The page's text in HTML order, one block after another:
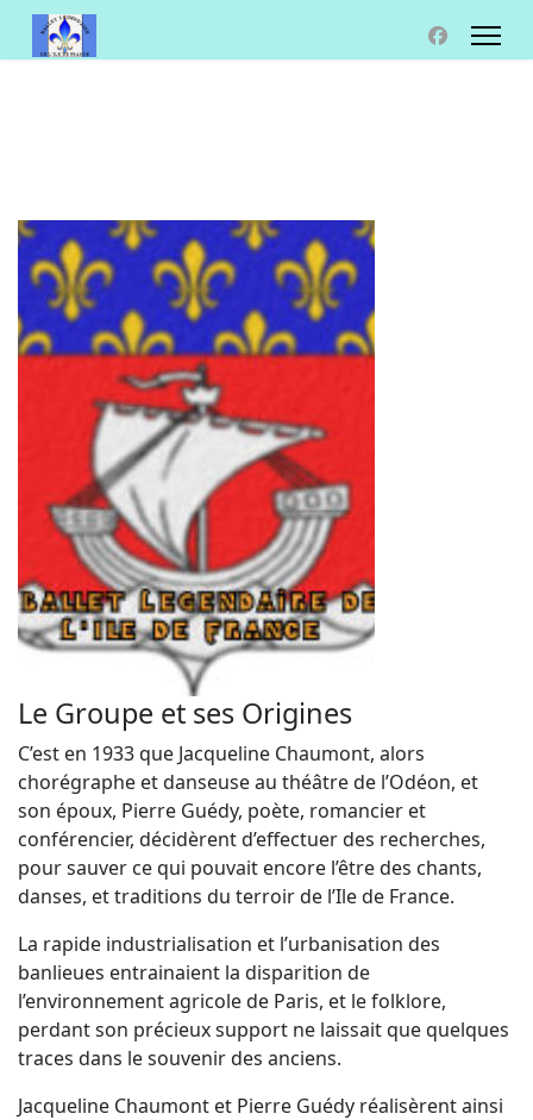
Le Groupe et ses Origines
C’est en 1933 que Jacqueline Chaumont, alors
chorégraphe et danseuse au théâtre de l’Odéon, et
son époux, Pierre Guédy, poète, romancier et
conférencier, décidèrent d’effectuer des recherches,
pour sauver ce qui pouvait encore l’être des chants,
danses, et traditions du terroir de l’Ile de France.
La rapide industrialisation et l’urbanisation des
banlieues entrainaient la disparition de
l’environnement agricole de Paris, et le folklore,
perdant son précieux support ne laissait que quelques
traces dans le souvenir des anciens.
Jacqueline Chaumont et Pierre Guédy réalisèrent ainsi